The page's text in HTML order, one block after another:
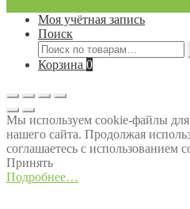
Моя учётная запись
Поиск
Искать:
Корзина 0
Мы используем cookie-файлы
нашего сайта. Продолжая
соглашаетесь с использованием
Принять
Подробнее…